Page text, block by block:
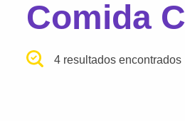
Comida
4 resultados encontrados